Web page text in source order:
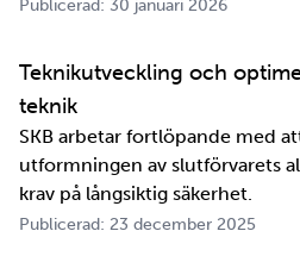
perspektiv i alla fall. För oss på
Publicerad: 30 januari 2026
Teknikutveckling och
teknik
SKB arbetar fortlöpande med
utformningen av slutförvarets
krav på långsiktig säkerhet.
Publicerad: 23 december 2025